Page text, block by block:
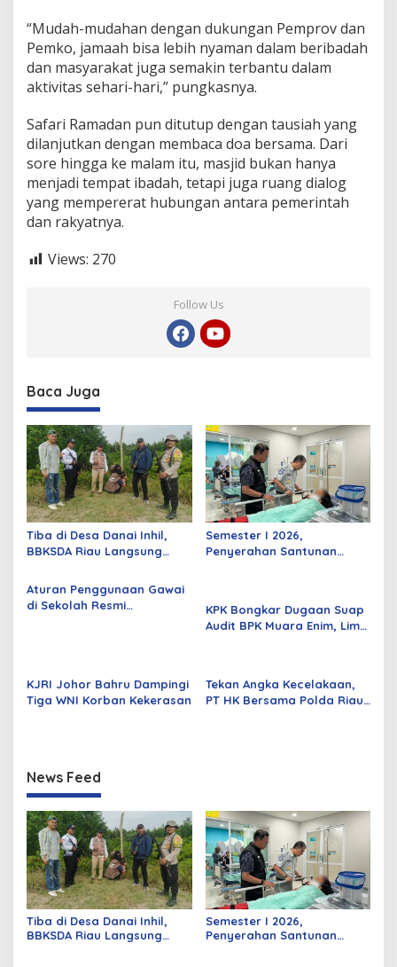
“Mudah-mudahan dengan dukungan Pemprov dan
Pemko, jamaah bisa lebih nyaman dalam beribadah
dan masyarakat juga semakin terbantu dalam
aktivitas sehari-hari,” pungkasnya.
Safari Ramadan pun ditutup dengan tausiah yang
dilanjutkan dengan membaca doa bersama. Dari
sore hingga ke malam itu, masjid bukan hanya
menjadi tempat ibadah, tetapi juga ruang dialog
yang mempererat hubungan antara pemerintah
dan rakyatnya.
Views: 270
Follow Us
Baca Juga
Tiba di Desa Danai Inhil,
BBKSDA Riau Langsung
Drone dan Kamera Trap
Semester I 2026,
Penyerahan Santunan
Aturan Penggunaan Gawai
di Sekolah Resmi
KPK Bongkar Dugaan Suap
Audit BPK Muara Enim, Lima
KJRI Johor Bahru Dampingi
Tiga WNI Korban Kekerasan
Tekan Angka Kecelakaan,
PT HK Bersama Polda Riau
News Feed
Tiba di Desa Danai Inhil,
BBKSDA Riau Langsung
Semester I 2026,
Penyerahan Santunan